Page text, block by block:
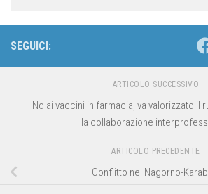
SEGUICI:
ARTICOLO SUCCESSIVO
No ai vaccini in farmacia, va valorizzato il
la collaborazione
ARTICOLO PRECEDENTE
Conflitto nel Nagorno-